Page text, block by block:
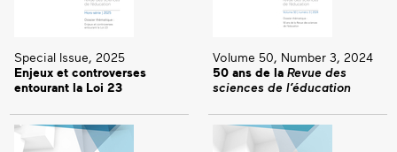
Special Issue, 2025
Enjeux et controverses
entourant la Loi 23
Volume 50, Number 3, 2024
50 ans de la Revue des
sciences de l’éducation